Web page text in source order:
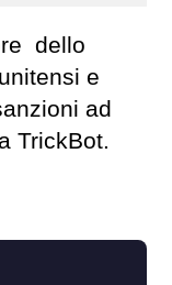
dello
e
ad
TrickBot.